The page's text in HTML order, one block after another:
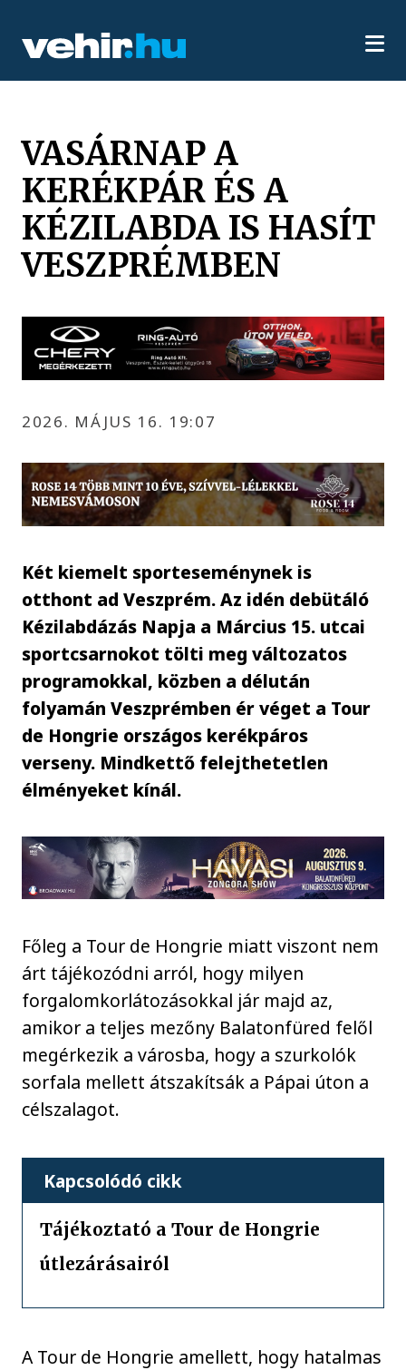
VASÁRNAP A
KERÉKPÁR ÉS A
KÉZILABDA IS HASÍT
VESZPRÉMBEN
2026. MÁJUS 16. 19:07
Két kiemelt sporteseménynek is
otthont ad Veszprém. Az idén debütáló
Kézilabdázás Napja a Március 15. utcai
sportcsarnokot tölti meg változatos
programokkal, közben a délután
folyamán Veszprémben ér véget a Tour
de Hongrie országos kerékpáros
verseny. Mindkettő felejthetetlen
élményeket kínál.
Főleg a Tour de Hongrie miatt viszont nem
árt tájékozódni arról, hogy milyen
forgalomkorlátozásokkal jár majd az,
amikor a teljes mezőny Balatonfüred felől
megérkezik a városba, hogy a szurkolók
sorfala mellett átszakítsák a Pápai úton a
célszalagot.
Kapcsolódó cikk
Tájékoztató a Tour de Hongrie
útlezárásairól
A Tour de Hongrie amellett, hogy hatalmas